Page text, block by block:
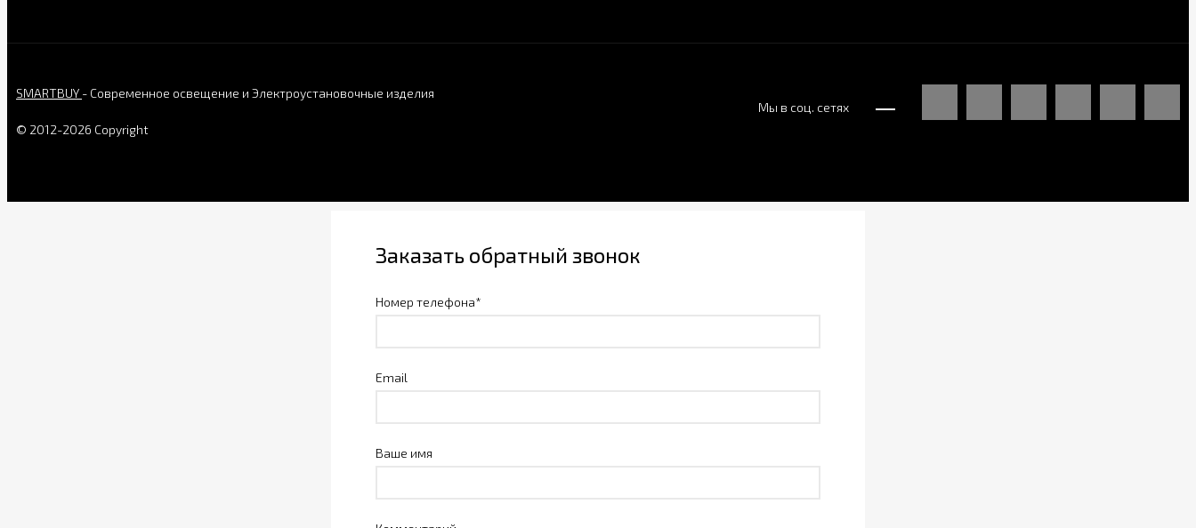
Мы в соц. сетях
SMARTBUY - Современное освещение и Электроустановочные изделия
© 2012-2026 Copyright
Заказать обратный звонок
Номер телефона*
Email
Ваше имя